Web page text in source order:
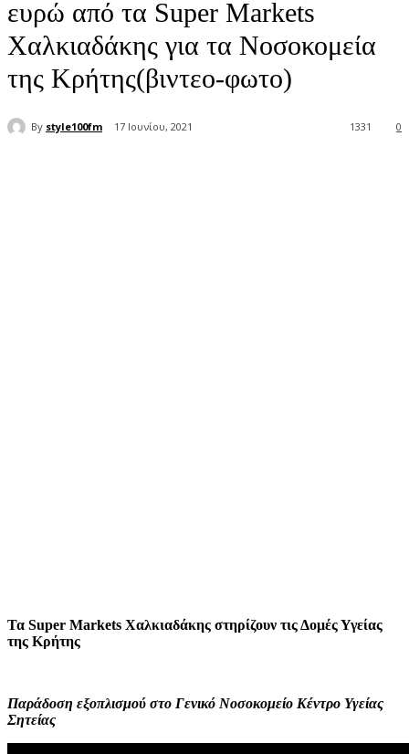
ευρώ από τα Super Markets
Χαλκιαδάκης για τα Νοσοκομεία
της Κρήτης(βιντεο-φωτο)
By style100fm 17 Ιουνίου, 2021 0
1331
Τα Super Markets Χαλκιαδάκης στηρίζουν τις Δομές Υγείας
της Κρήτης
Παράδοση εξοπλισμού στο Γενικό Νοσοκομείο Κέντρο Υγείας
Σητείας